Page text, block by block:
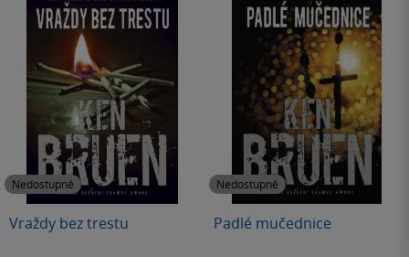
Nedostupné
Vraždy bez trestu
Nedostupné
Padlé mučednice